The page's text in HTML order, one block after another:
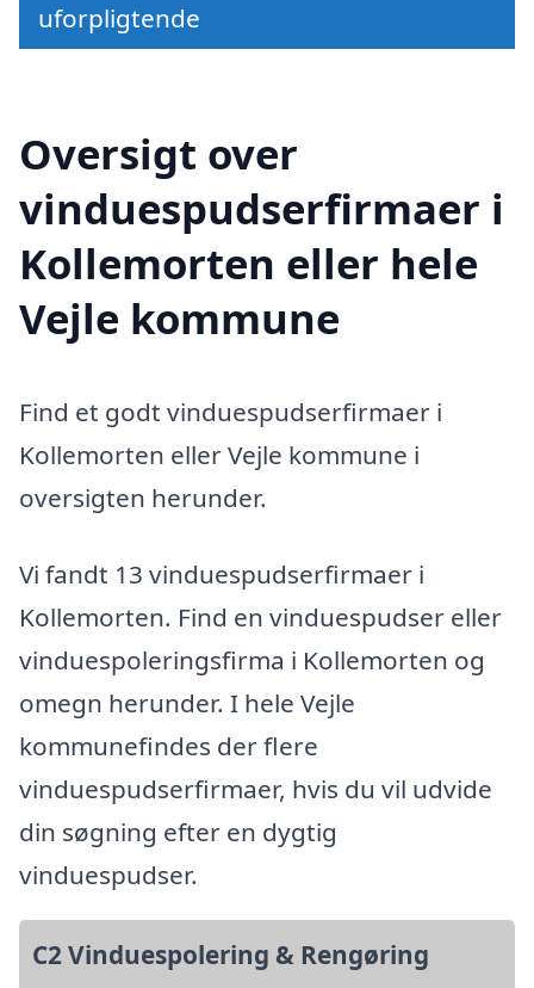
uforpligtende
Oversigt over
vinduespudserfirmaer i
Kollemorten eller hele
Vejle kommune
Find et godt vinduespudserfirmaer i
Kollemorten eller Vejle kommune i
oversigten herunder.
Vi fandt 13 vinduespudserfirmaer i
Kollemorten. Find en vinduespudser eller
vinduespoleringsfirma i Kollemorten og
omegn herunder. I hele Vejle
kommunefindes der flere
vinduespudserfirmaer, hvis du vil udvide
din søgning efter en dygtig
vinduespudser.
C2 Vinduespolering & Rengøring